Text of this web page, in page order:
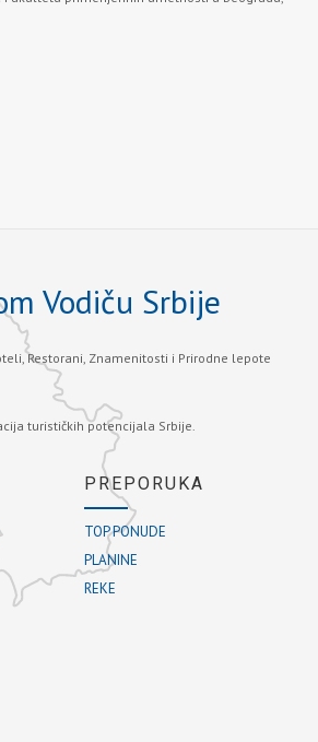
Vodiču Srbije
Restorani, Znamenitosti i Prirodne lepote
turističkih potencijala Srbije.
PREPORUKA
TOP PONUDE
PLANINE
REKE